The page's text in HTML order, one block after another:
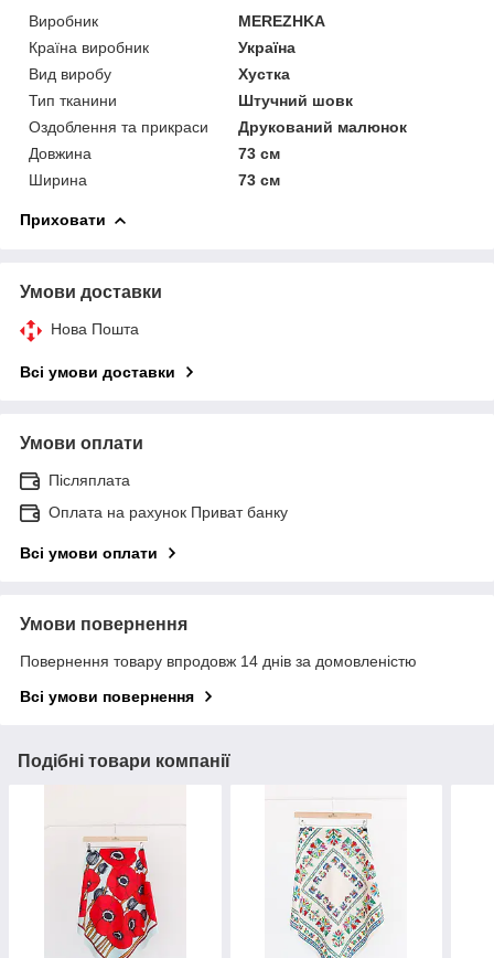
Виробник
MEREZHKA
Країна виробник
Україна
Вид виробу
Хустка
Тип тканини
Штучний шовк
Оздоблення та прикраси
Друкований малюнок
Довжина
73 см
Ширина
73 см
Приховати
Умови доставки
Нова Пошта
Всі умови доставки
Умови оплати
Післяплата
Оплата на рахунок Приват банку
Всі умови оплати
Умови повернення
Повернення товару впродовж 14 днів за домовленістю
Всі умови повернення
Подібні товари компанії